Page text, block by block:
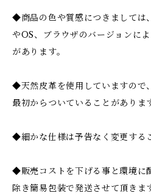
◆商品の色や質感につきましては
やOS、ブラウザのバージョンに
があります。
◆天然皮革を使用していますので
最初からついていることがありま
◆細かな仕様は予告なく変更する
◆販売コストを下げる事と環境に
除き簡易包装で発送させて頂きま